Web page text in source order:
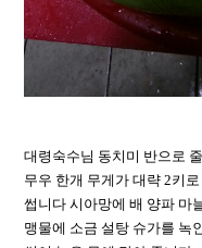
대령숙수님 동치미 반으로
무우 한개 무게가 대략 2키
썹니다 시아망에 배 양파 마
맹물에 소금 설탕 슈가를 녹